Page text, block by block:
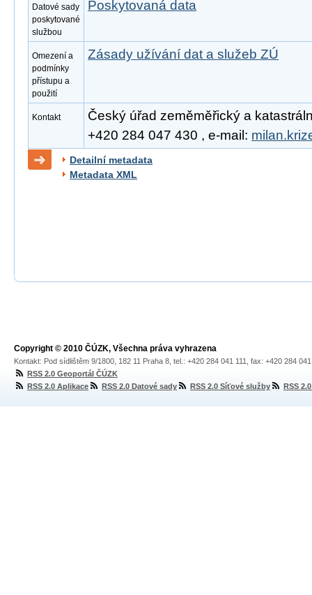
Datové sady
poskytované
službou
Poskytovaná data
Omezení a
podmínky
přístupu a
použití
Zásady užívání dat a služeb ZÚ
Kontakt
Český úřad zeměměřický a
+420 284 047 430 , e-mail:
Detailní metadata
Metadata XML
Copyright © 2010 ČÚZK, Všechna práva vyhrazena
Kontakt: Pod sídlištěm 9/1800, 182 11 Praha 8, tel.: +420 284 041 111, fax: +420 284
RSS 2.0 Geoportál ČÚZK
RSS 2.0 Aplikace
RSS 2.0 Datové sady RSS 2.0 Síťové služby RSS